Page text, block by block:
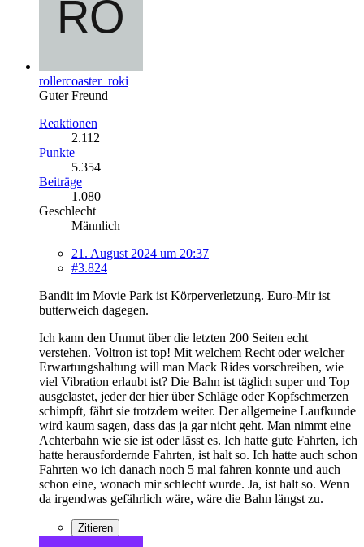
rollercoaster_roki
Guter Freund
Reaktionen
2.112
Punkte
5.354
Beiträge
1.080
Geschlecht
Männlich
21. August 2024 um 20:37
#3.824
Bandit im Movie Park ist Körperverletzung. Euro-Mir ist
butterweich dagegen.
Ich kann den Unmut über die letzten 200 Seiten echt
verstehen. Voltron ist top! Mit welchem Recht oder welcher
Erwartungshaltung will man Mack Rides vorschreiben, wie
viel Vibration erlaubt ist? Die Bahn ist täglich super und Top
ausgelastet, jeder der hier über Schläge oder Kopfschmerzen
schimpft, fährt sie trotzdem weiter. Der allgemeine Laufkunde
wird kaum sagen, dass das ja gar nicht geht. Man nimmt eine
Achterbahn wie sie ist oder lässt es. Ich hatte gute Fahrten, ich
hatte herausfordernde Fahrten, ist halt so. Ich hatte auch schon
Fahrten wo ich danach noch 5 mal fahren konnte und auch
schon eine, wonach mir schlecht wurde. Ja, ist halt so. Wenn
da irgendwas gefährlich wäre, wäre die Bahn längst zu.
Zitieren